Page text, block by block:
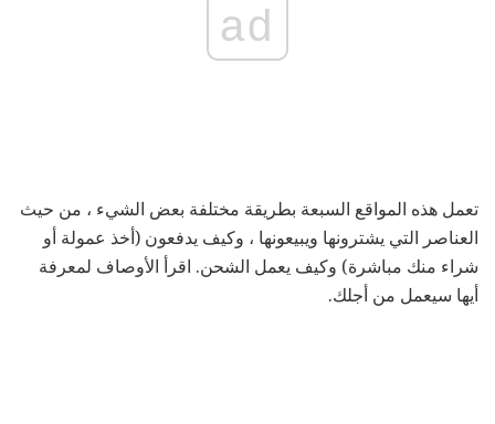
ad
تعمل هذه المواقع السبعة بطريقة مختلفة بعض الشيء ، من حيث
العناصر التي يشترونها ويبيعونها ، وكيف يدفعون (أخذ عمولة أو
شراء منك مباشرة) وكيف يعمل الشحن. اقرأ الأوصاف لمعرفة
أيها سيعمل من أجلك.